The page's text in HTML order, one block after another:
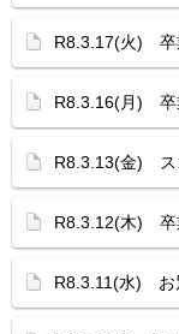
R8.3.17(火) 卒
R8.3.16(月) 卒
R8.3.13(金) ス
R8.3.12(木) 卒
R8.3.11(水) お